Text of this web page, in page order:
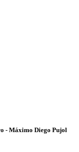
- Máximo Diego Pujol